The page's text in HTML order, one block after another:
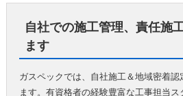
自社での施工管理、責任施
ます
ガスペックでは、自社施工＆地域密着
ます。有資格者の経験豊富な工事担当